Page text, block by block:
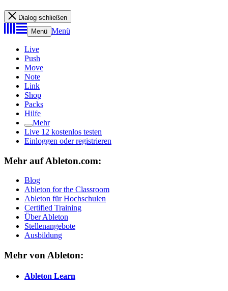
Dialog schließen
Menü Menü
Live
Push
Move
Note
Link
Shop
Packs
Hilfe
Mehr
Live 12 kostenlos testen
Einloggen oder registrieren
Mehr auf Ableton.com:
Blog
Ableton for the Classroom
Ableton für Hochschulen
Certified Training
Über Ableton
Stellenangebote
Ausbildung
Mehr von Ableton:
Ableton Learn